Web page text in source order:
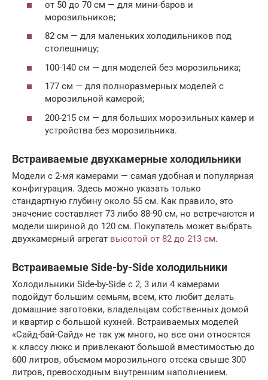
от 50 до 70 см — для мини-баров и
морозильников;
82 см — для маленьких холодильников под
столешницу;
100-140 см — для моделей без морозильника;
177 см — для полноразмерных моделей с
морозильной камерой;
200-215 см — для больших морозильных камер и
устройства без морозильника.
Встраиваемые двухкамерные холодильники
Модели с 2-мя камерами — самая удобная и популярная
конфигурация. Здесь можно указать только
стандартную глубину около 55 см. Как правило, это
значение составляет 73 либо 88-90 см, но встречаются и
модели шириной до 120 см. Покупатель может выбрать
двухкамерный агрегат высотой от 82 до 213 см.
Встраиваемые Side-by-Side холодильники
Холодильники Side-by-Side с 2, 3 или 4 камерами
подойдут большим семьям, всем, кто любит делать
домашние заготовки, владельцам собственных домой
и квартир с большой кухней. Встраиваемых моделей
«Сайд-бай-Сайд» не так уж много, но все они относятся
к классу люкс и привлекают большой вместимостью до
600 литров, объемом морозильного отсека свыше 300
литров, превосходным внутренним наполнением.